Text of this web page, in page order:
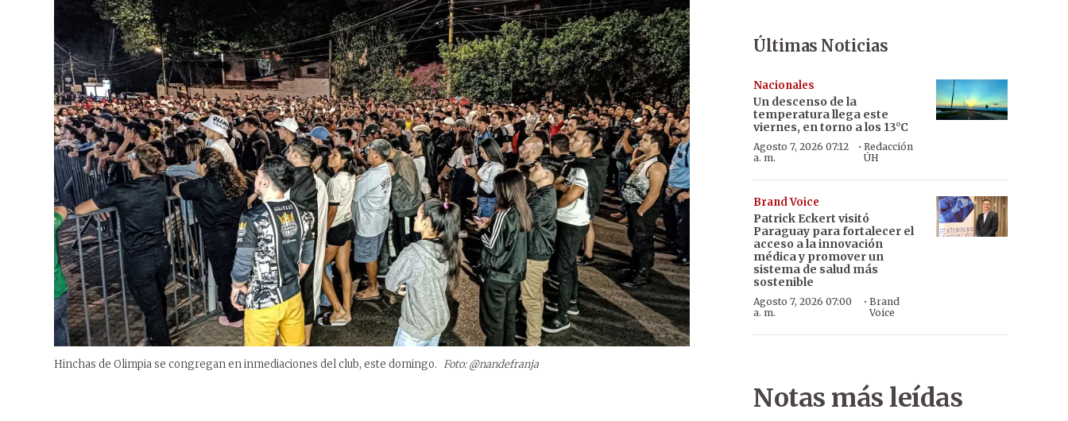
Hinchas de Olimpia se congregan en inmediaciones del club, este domingo. Foto: @nandefranja
Últimas Noticias
Nacionales
Un descenso de la
temperatura llega este
viernes, en torno a los 13°C
Agosto 7, 2026 07:12
a. m.
· Redacción
ÚH
Brand Voice
Patrick Eckert visitó
Paraguay para fortalecer el
acceso a la innovación
médica y promover un
sistema de salud más
sostenible
Agosto 7, 2026 07:00
a. m.
· Brand
Voice
Notas más leídas